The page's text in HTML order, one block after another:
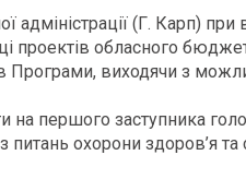
адміністрації (Г. Карп) при
проектів обласного
Програми, виходячи з
першого заступника
питань охорони здоров’я та